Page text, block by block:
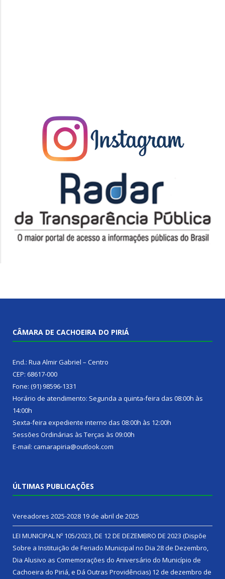
CÂMARA DE CACHOEIRA DO PIRIÁ
End.: Rua Almir Gabriel – Centro
CEP: 68617-000
Fone: (91) 98596-1331
Horário de atendimento: Segunda a quinta-feira das 08:00h às
14:00h
Sexta-feira expediente interno das 08:00h às 12:00h
Sessões Ordinárias às Terças às 09:00h
E-mail: camarapiria@outlook.com
ÚLTIMAS PUBLICAÇÕES
Vereadores 2025-2028 19 de abril de 2025
LEI MUNICIPAL Nº 105/2023, DE 12 DE DEZEMBRO DE 2023 (Dispõe
Sobre a Instituição de Feriado Municipal no Dia 28 de Dezembro,
Dia Alusivo as Comemorações do Aniversário do Município de
Cachoeira do Piriá, e Dá Outras Providências) 12 de dezembro de